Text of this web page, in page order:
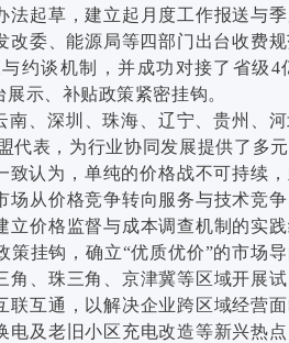
法起草，建立起月度工作报送与
改委、能源局等四部门出台收费
约谈机制，并成功对接了省级4
示、补贴政策紧密挂钩。
南、深圳、珠海、辽宁、贵州、
代表，为行业协同发展提供了多
致认为，单纯的价格战不可持续
场从价格竞争转向服务与技术竞
立价格监督与成本调查机制的实
策挂钩，确立“优质优价”的市场
角、珠三角、京津冀等区域开展
联互通，以解决企业跨区域经营面
电及老旧小区充电改造等新兴热